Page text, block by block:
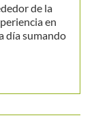
de la
en
día sumando